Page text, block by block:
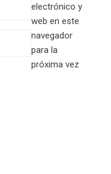
electrónico y
web en este
navegador
para la
próxima vez